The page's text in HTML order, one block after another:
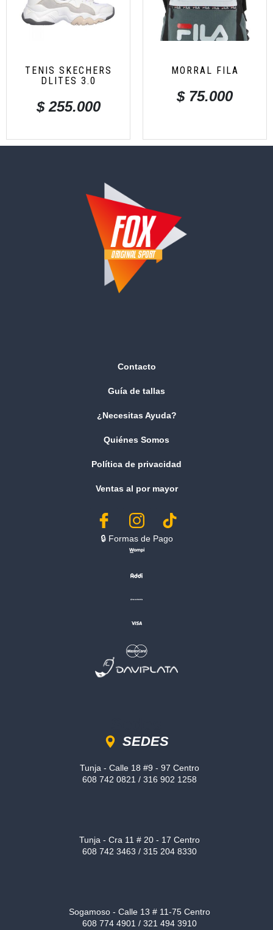
TENIS SKECHERS
DLITES 3.0
$255.000
MORRAL FILA
$75.000
Contacto
Guía de tallas
¿Necesitas Ayuda?
Quiénes Somos
Política de privacidad
Ventas al por mayor
🔒︎ Formas de Pago
SEDES
Tunja - Calle 18 #9 - 97 Centro
608 742 0821 / 316 902 1258
Tunja - Cra 11 # 20 - 17 Centro
608 742 3463 / 315 204 8330
Sogamoso - Calle 13 # 11-75 Centro
608 774 4901 / 321 494 3910